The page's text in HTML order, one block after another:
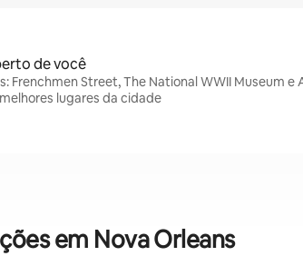
de você
Frenchmen Street, The National WWII Museum e
lugares da cidade
em Nova Orleans